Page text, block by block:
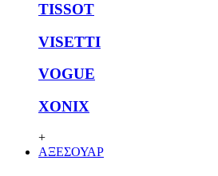
TISSOT
VISETTI
VOGUE
XONIX
+
ΑΞΕΣΟΥΑΡ